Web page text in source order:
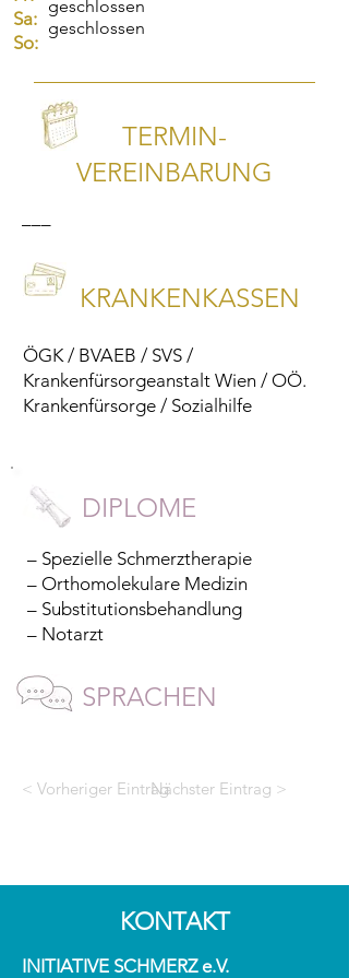
geschlossen
geschlossen
Sa:
So:
TERMIN-
VEREINBARUNG
–––
KRANKENKASSEN
ÖGK / BVAEB / SVS /
Krankenfürsorgeanstalt Wien / OÖ.
Krankenfürsorge / Sozialhilfe
DIPLOME
– Spezielle Schmerztherapie
– Orthomolekulare Medizin
– Substitutionsbehandlung
– Notarzt
SPRACHEN
Nächster Eintrag >
< Vorheriger Eintrag
KONTAKT
INITIATIVE SCHMERZ e.V.